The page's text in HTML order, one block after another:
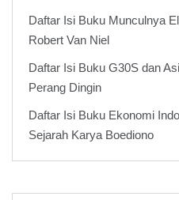
Daftar Isi Buku Munculnya
Robert Van Niel
Daftar Isi Buku G30S dan
Perang Dingin
Daftar Isi Buku Ekonomi
Sejarah Karya Boediono